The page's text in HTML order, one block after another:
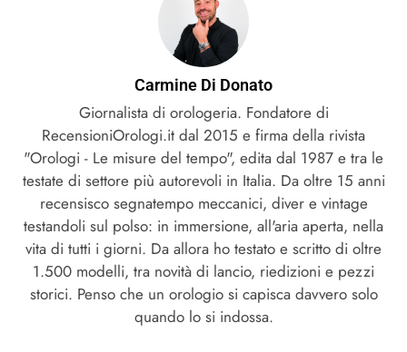
Carmine Di Donato
Giornalista di orologeria. Fondatore di
RecensioniOrologi.it dal 2015 e firma della rivista
"Orologi - Le misure del tempo", edita dal 1987 e tra le
testate di settore più autorevoli in Italia. Da oltre 15 anni
recensisco segnatempo meccanici, diver e vintage
testandoli sul polso: in immersione, all'aria aperta, nella
vita di tutti i giorni. Da allora ho testato e scritto di oltre
1.500 modelli, tra novità di lancio, riedizioni e pezzi
storici. Penso che un orologio si capisca davvero solo
quando lo si indossa.